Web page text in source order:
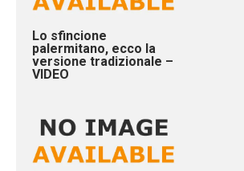
Lo sfincione
palermitano, ecco la
versione tradizionale –
VIDEO